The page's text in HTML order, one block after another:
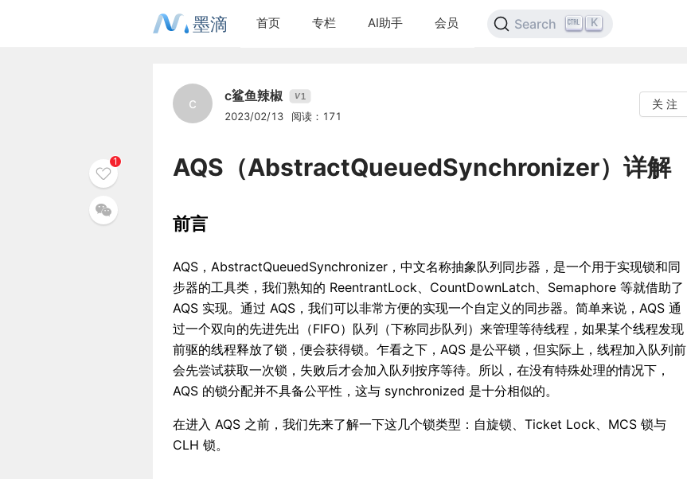
墨滴 首页 专栏 AI助手 会员 Search K
1
c c鲨鱼辣椒 V1
2023/02/13 阅读：171
关 注
AQS（AbstractQueuedSynchronizer）详解
前言
AQS，AbstractQueuedSynchronizer，中文名称抽象队列同步器，是一个用于实现锁和同
步器的工具类，我们熟知的 ReentrantLock、CountDownLatch、Semaphore 等就借助了
AQS 实现。通过 AQS，我们可以非常方便的实现一个自定义的同步器。简单来说，AQS 通
过一个双向的先进先出（FIFO）队列（下称同步队列）来管理等待线程，如果某个线程发现
前驱的线程释放了锁，便会获得锁。乍看之下，AQS 是公平锁，但实际上，线程加入队列前
会先尝试获取一次锁，失败后才会加入队列按序等待。所以，在没有特殊处理的情况下，
AQS 的锁分配并不具备公平性，这与 synchronized 是十分相似的。
在进入 AQS 之前，我们先来了解一下这几个锁类型：自旋锁、Ticket Lock、MCS 锁与
CLH 锁。